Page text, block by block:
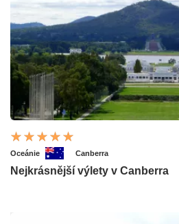
Oceánie Canberra
Nejkrásnější výlety v Canberra